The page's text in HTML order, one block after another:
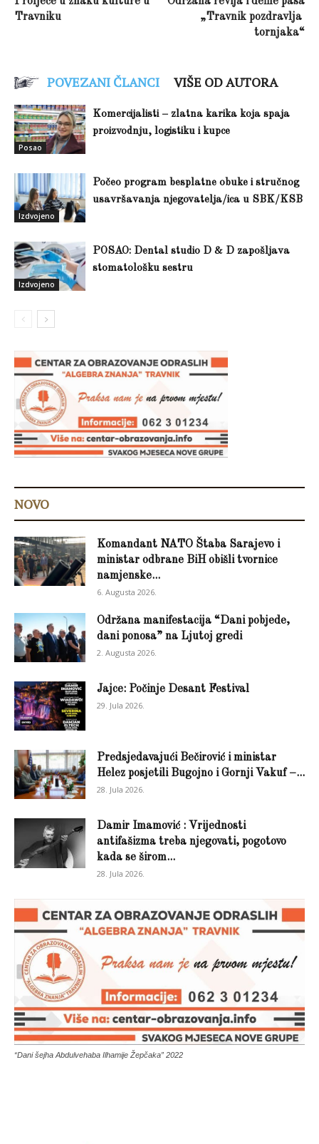
Travniku
„Travnik pozdravlja
tornjaka“
POVEZANI ČLANCI VIŠE OD AUTORA
Posao
Komercijalisti – zlatna karika koja spaja
proizvodnju, logistiku i kupce
Izdvojeno
Počeo program besplatne obuke i stručnog
usavršavanja njegovatelja/ica u SBK/KSB
Izdvojeno
POSAO: Dental studio D & D zapošljava
stomatološku sestru
NOVO
Komandant NATO Štaba Sarajevo i
ministar odbrane BiH obišli tvornice
namjenske...
6. Augusta 2026.
Održana manifestacija “Dani pobjede,
dani ponosa” na Ljutoj gredi
2. Augusta 2026.
Jajce: Počinje Desant Festival
29. Jula 2026.
Predsjedavajući Bečirović i ministar
Helez posjetili Bugojno i Gornji Vakuf –...
28. Jula 2026.
Damir Imamović : Vrijednosti
antifašizma treba njegovati, pogotovo
kada se širom...
28. Jula 2026.
“Dani šejha Abdulvehaba Ilhamije Žepčaka” 2022